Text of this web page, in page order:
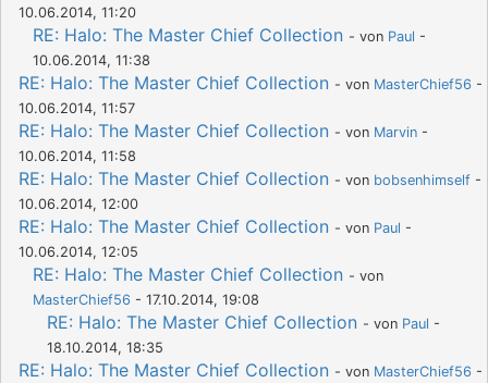
10.06.2014, 11:20
RE: Halo: The Master Chief Collection - von Paul -
10.06.2014, 11:38
RE: Halo: The Master Chief Collection - von MasterChief56 -
10.06.2014, 11:57
RE: Halo: The Master Chief Collection - von Marvin -
10.06.2014, 11:58
RE: Halo: The Master Chief Collection - von bobsenhimself -
10.06.2014, 12:00
RE: Halo: The Master Chief Collection - von Paul -
10.06.2014, 12:05
RE: Halo: The Master Chief Collection - von
MasterChief56 - 17.10.2014, 19:08
RE: Halo: The Master Chief Collection - von Paul -
18.10.2014, 18:35
RE: Halo: The Master Chief Collection - von MasterChief56 -